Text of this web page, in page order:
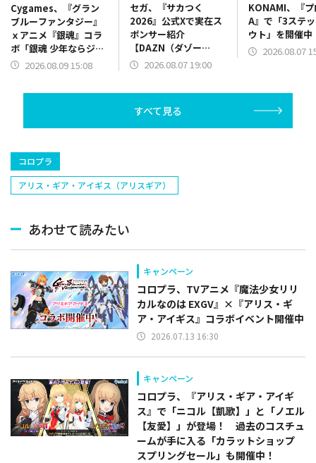
Cygames、『グラン
ブルーファンタジー』
ｘアニメ『銀魂』コラ
ボ「銀魂 少年ならジャ
ンプの裏表紙までちゃ
2026.08.09 15:08
セガ、『サカつく
2026』公式Xで実在ス
ポンサー紹介
【DAZN（ダゾー
ン）】篇をポスト
2026.08.07 19:00
KONAMI、『
A』で「3ステ
ウト」を開催中
2026.08.07
すべて見る
コロプラ
アリス・ギア・アイギス（アリスギア）
あわせて読みたい
キャンペーン
コロプラ、TVアニメ『魔法少女リリ
カルなのは EXGV』×『アリス・ギ
ア・アイギス』コラボイベント開催中
2026.07.13 16:30
キャンペーン
コロプラ、『アリス・ギア・アイギ
ス』で「ニコル【凱歌】」と「ノエル
【友愛】」が登場！ 過去のコスチュ
ームが手に入る「カラットショップ
スプリングセール」も開催中！